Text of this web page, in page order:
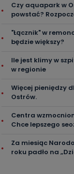
Czy aquapark w
powstać?
"Łącznik" w
będzie większy?
Ile jest klimy w
w regionie
Więcej pieniędzy
Ostrów.
Centra
Chce lepszego
Za miesiąc
roku padło na